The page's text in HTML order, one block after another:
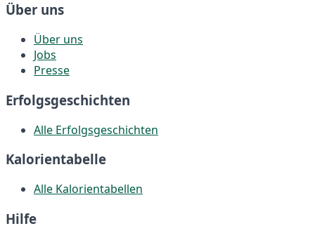
Über uns
Über uns
Jobs
Presse
Erfolgsgeschichten
Alle Erfolgsgeschichten
Kalorientabelle
Alle Kalorientabellen
Hilfe